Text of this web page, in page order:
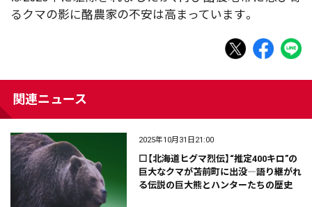
るクマの影に酪農家の不安は高まっています。
関連ニュース
2025年10月31日21:00
⬜【北海道ヒグマ烈伝】“推定400キロ”の
巨大なクマが苫前町に出没―語り継がれ
る伝説の巨大熊とハンターたちの歴史